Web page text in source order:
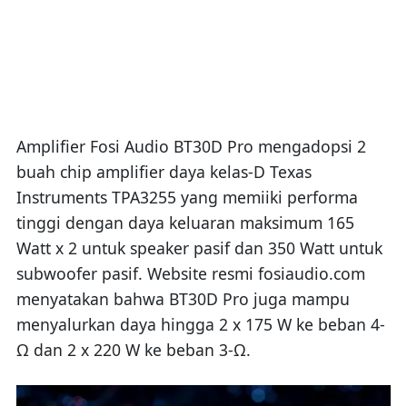
Amplifier Fosi Audio BT30D Pro mengadopsi 2
buah chip amplifier daya kelas-D Texas
Instruments TPA3255 yang memiiki performa
tinggi dengan daya keluaran maksimum 165
Watt x 2 untuk speaker pasif dan 350 Watt untuk
subwoofer pasif. Website resmi fosiaudio.com
menyatakan bahwa BT30D Pro juga mampu
menyalurkan daya hingga 2 x 175 W ke beban 4-
Ω dan 2 x 220 W ke beban 3-Ω.